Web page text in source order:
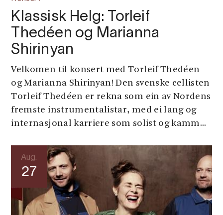
Klassisk Helg: Torleif
Thedéen og Marianna
Shirinyan
Velkomen til konsert med Torleif Thedéen
og Marianna Shirinyan! Den svenske cellisten
Torleif Thedéen er rekna som ein av Nordens
fremste instrumentalistar, med ei lang og
internasjonal karriere som solist og kamm...
Aug.
27